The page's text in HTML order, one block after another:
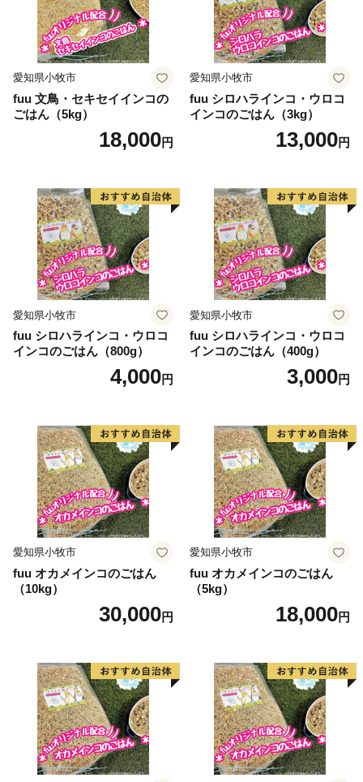
ご支援いただいた方に、感謝の気持ちを込めてお礼の品
をお贈りしています。
寄附金額によって内容が異なりますので、下記をご確認
ください。
※お礼の品のお届けには1～3ヶ月程度かかることがあり
※藤井寺市外にお住まいの方から、3,500円以上の寄附
をいただいた場合には、お礼の品としてご希望に応じ特
産品を贈呈します。
※お礼の品の写真はイメージです。
愛知県小牧市
fuu 文鳥・セキセイインコの
ごはん（5kg）
18,000円
愛知県小牧市
fuu シロハラインコ・ウロコ
インコのごはん（3kg）
13,000円
愛知県小牧市
fuu シロハラインコ・ウロコ
インコのごはん（800g）
4,000円
愛知県小牧市
fuu シロハラインコ・ウロコ
インコのごはん（400g）
3,000円
愛知県小牧市
fuu オカメインコのごはん
（10kg）
30,000円
愛知県小牧市
fuu オカメインコのごはん
（5kg）
18,000円